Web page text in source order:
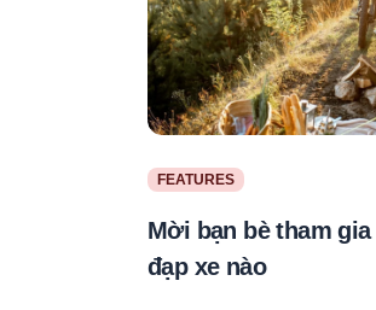
FEATURES
Mời bạn bè tham
đạp xe nào